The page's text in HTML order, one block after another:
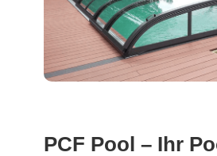
PCF Pool – Ihr